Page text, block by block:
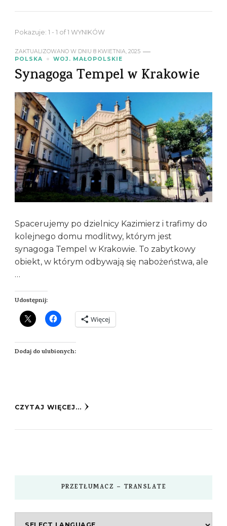
Pokazuje: 1 - 1 of 1 WYNIKÓW
ZAKTUALIZOWANO W DNIU 8 KWIETNIA, 2025
POLSKA
WOJ. MAŁOPOLSKIE
Synagoga Tempel w Krakowie
Spacerujemy po dzielnicy Kazimierz i trafimy do
kolejnego domu modlitwy, którym jest
synagoga Tempel w Krakowie. To zabytkowy
obiekt, w którym odbywają się nabożeństwa, ale
…
Udostępnij:
Więcej
Dodaj do ulubionych:
CZYTAJ WIĘCEJ...
PRZETŁUMACZ – TRANSLATE